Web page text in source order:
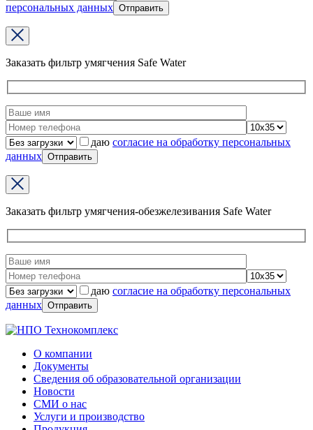
персональных данных
Заказать фильтр умягчения Safe Water
даю согласие на обработку персональных
данных
Заказать фильтр умягчения-обезжелезивания Safe Water
даю согласие на обработку персональных
данных
О компании
Документы
Сведения об образовательной организации
Новости
СМИ о нас
Услуги и производство